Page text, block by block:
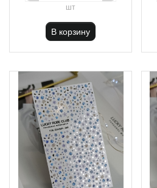
шт
В корзину